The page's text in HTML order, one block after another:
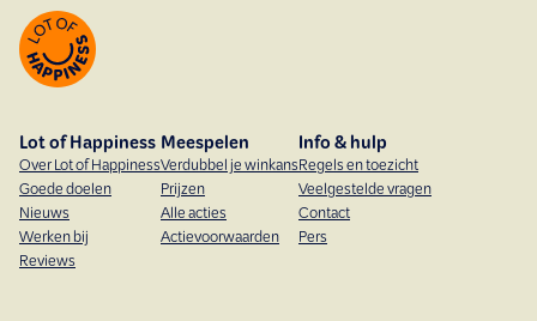
Lot of Happiness
Over Lot of Happiness
Goede doelen
Nieuws
Werken bij
Reviews
Meespelen
Verdubbel je winkans
Prijzen
Alle acties
Actievoorwaarden
Info & hulp
Regels en toezicht
Veelgestelde vragen
Contact
Pers